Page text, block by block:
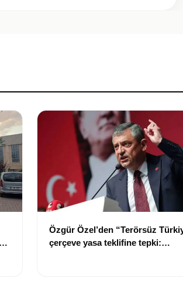
Özgür Özel’den “Terörsüz
çerçeve yasa teklifine tepki: